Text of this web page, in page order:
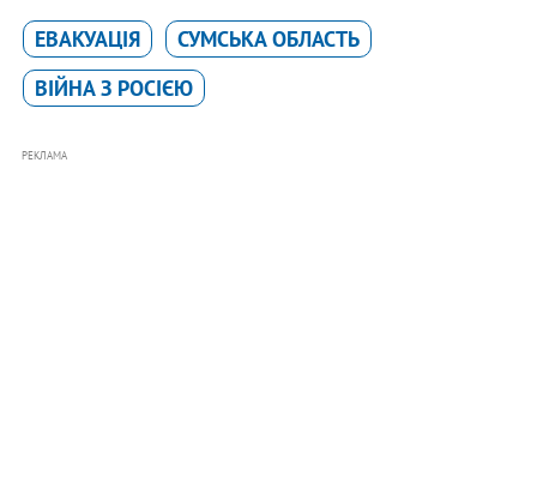
ЕВАКУАЦІЯ
СУМСЬКА ОБЛАСТЬ
ВІЙНА З РОСІЄЮ
РЕКЛАМА